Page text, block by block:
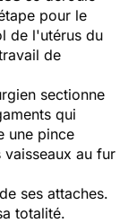
pour le
de l'utérus du
de
sectionne
qui
une pince
au fur
ses attaches.
totalité.